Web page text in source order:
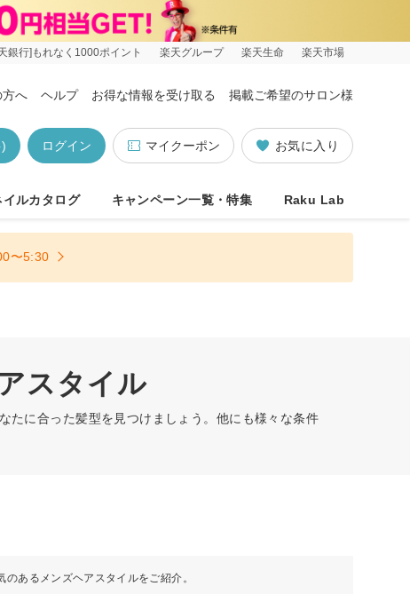
銀行]もれなく1000ポイント 楽天グループ 楽天生命 楽天市場
方へ ヘルプ お得な情報を受け取る 掲載ご希望のサロン様
お気に入り
マイクーポン
ログイン
イルカタログ キャンペーン一覧・特集 Raku Lab
〜5:30
スタイル
たに合った髪型を見つけましょう。他にも様々な条件
のあるメンズヘアスタイルをご紹介。